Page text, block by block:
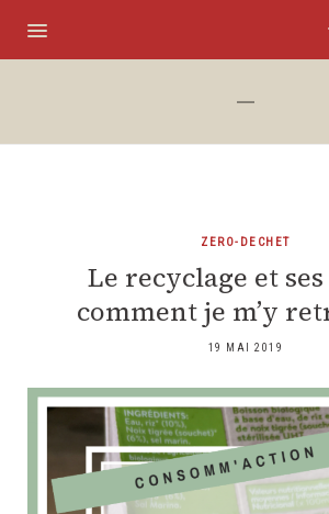
ZERO-DECHET
Le recyclage et
comment je m’y
19 MAI 2019